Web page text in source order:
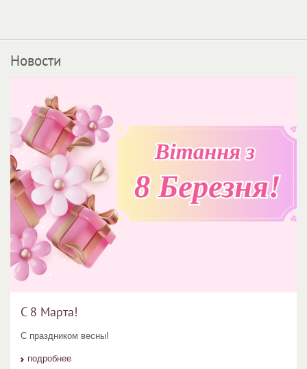
Новости
С 8 Марта!
С праздником весны!
подробнее